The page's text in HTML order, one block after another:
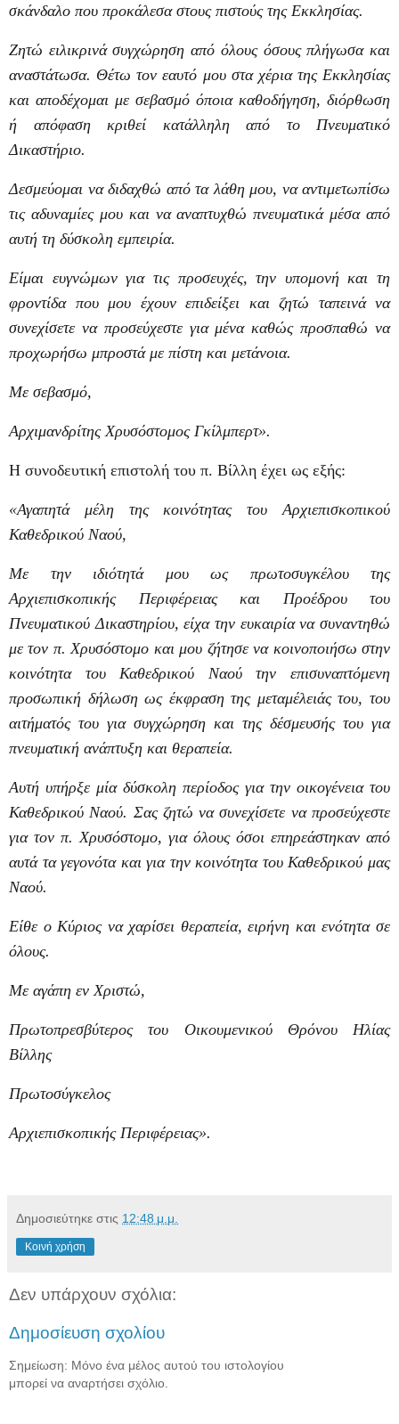
σκάνδαλο που προκάλεσα στους πιστούς της Εκκλησίας.
Ζητώ ειλικρινά συγχώρηση από όλους όσους πλήγωσα και
αναστάτωσα. Θέτω τον εαυτό μου στα χέρια της Εκκλησίας
και αποδέχομαι με σεβασμό όποια καθοδήγηση, διόρθωση
ή απόφαση κριθεί κατάλληλη από το Πνευματικό
Δικαστήριο.
Δεσμεύομαι να διδαχθώ από τα λάθη μου, να αντιμετωπίσω
τις αδυναμίες μου και να αναπτυχθώ πνευματικά μέσα από
αυτή τη δύσκολη εμπειρία.
Είμαι ευγνώμων για τις προσευχές, την υπομονή και τη
φροντίδα που μου έχουν επιδείξει και ζητώ ταπεινά να
συνεχίσετε να προσεύχεστε για μένα καθώς προσπαθώ να
προχωρήσω μπροστά με πίστη και μετάνοια.
Με σεβασμό,
Αρχιμανδρίτης Χρυσόστομος Γκίλμπερτ».
Η συνοδευτική επιστολή του π. Βίλλη έχει ως εξής:
«Αγαπητά μέλη της κοινότητας του Αρχιεπισκοπικού
Καθεδρικού Ναού,
Με την ιδιότητά μου ως πρωτοσυγκέλου της
Αρχιεπισκοπικής Περιφέρειας και Προέδρου του
Πνευματικού Δικαστηρίου, είχα την ευκαιρία να συναντηθώ
με τον π. Χρυσόστομο και μου ζήτησε να κοινοποιήσω στην
κοινότητα του Καθεδρικού Ναού την επισυναπτόμενη
προσωπική δήλωση ως έκφραση της μεταμέλειάς του, του
αιτήματός του για συγχώρηση και της δέσμευσής του για
πνευματική ανάπτυξη και θεραπεία.
Αυτή υπήρξε μία δύσκολη περίοδος για την οικογένεια του
Καθεδρικού Ναού. Σας ζητώ να συνεχίσετε να προσεύχεστε
για τον π. Χρυσόστομο, για όλους όσοι επηρεάστηκαν από
αυτά τα γεγονότα και για την κοινότητα του Καθεδρικού μας
Ναού.
Είθε ο Κύριος να χαρίσει θεραπεία, ειρήνη και ενότητα σε
όλους.
Με αγάπη εν Χριστώ,
Πρωτοπρεσβύτερος του Οικουμενικού Θρόνου Ηλίας
Βίλλης
Πρωτοσύγκελος
Αρχιεπισκοπικής Περιφέρειας».
Δημοσιεύτηκε στις 12:48 μ.μ.
Κοινή χρήση
Δεν υπάρχουν σχόλια:
Δημοσίευση σχολίου
Σημείωση: Μόνο ένα μέλος αυτού του ιστολογίου
μπορεί να αναρτήσει σχόλιο.